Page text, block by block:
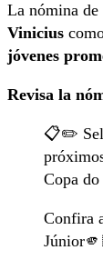
La nómina de
Vinicius
jóvenes
Revisa la
📋✏️
Copa
Confira